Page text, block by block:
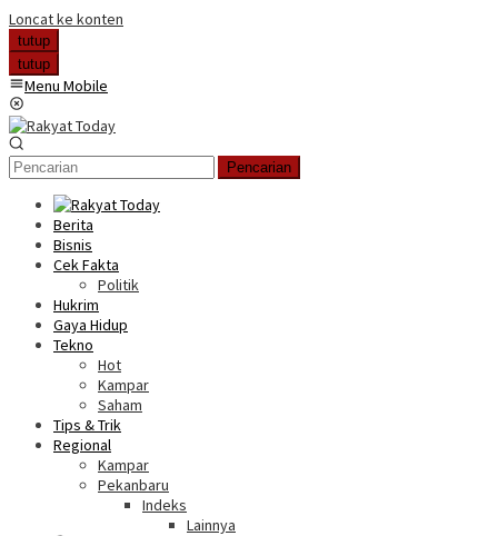
Loncat ke konten
tutup
tutup
Menu Mobile
Pencarian
Berita
Bisnis
Cek Fakta
Politik
Hukrim
Gaya Hidup
Tekno
Hot
Kampar
Saham
Tips & Trik
Regional
Kampar
Pekanbaru
Indeks
Lainnya